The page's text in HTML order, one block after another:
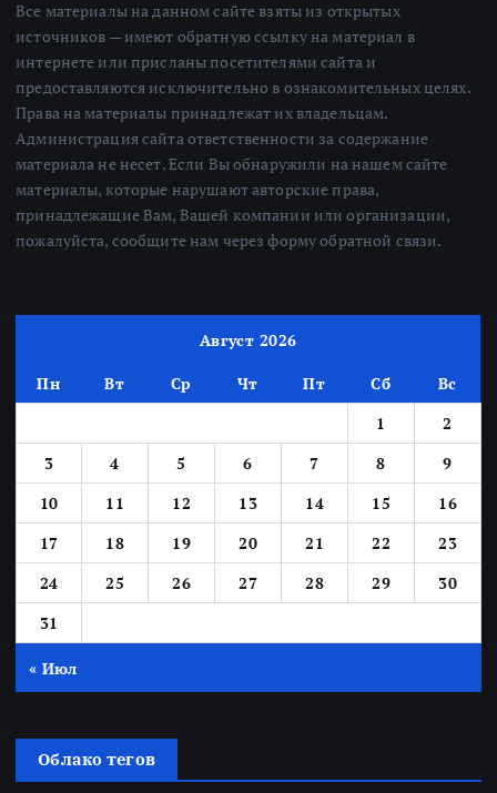
Все материалы на данном сайте взяты из открытых
источников — имеют обратную ссылку на материал в
интернете или присланы посетителями сайта и
предоставляются исключительно в ознакомительных целях.
Права на материалы принадлежат их владельцам.
Администрация сайта ответственности за содержание
материала не несет. Если Вы обнаружили на нашем сайте
материалы, которые нарушают авторские права,
принадлежащие Вам, Вашей компании или организации,
пожалуйста, сообщите нам через форму обратной связи.
Август 2026
Пн Вт Ср Чт Пт Сб
Вс
1
2
3
4 5 6 7 8
9
10
11 12 13 14 15
16
17
18 19 20 21 22
23
24
25 26 27 28 29
30
31
« Июл
Облако тегов